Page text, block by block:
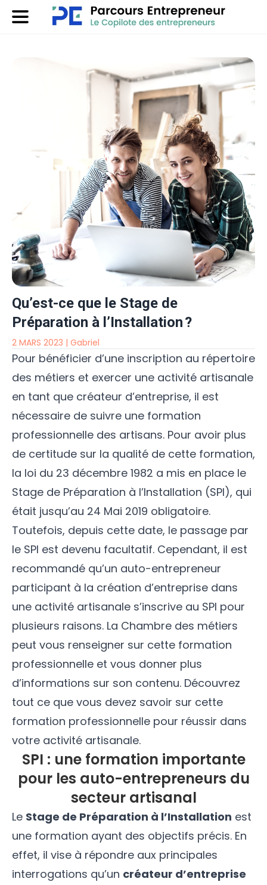
Qu’est-ce que le Stage de
Préparation à l’Installation ?
2 MARS 2023 | Gabriel
Pour bénéficier d’une inscription au répertoire
des métiers et exercer une activité artisanale
en tant que créateur d’entreprise, il est
nécessaire de suivre une formation
professionnelle des artisans. Pour avoir plus
de certitude sur la qualité de cette formation,
la loi du 23 décembre 1982 a mis en place le
Stage de Préparation à l’Installation (SPI), qui
était jusqu’au 24 Mai 2019 obligatoire.
Toutefois, depuis cette date, le passage par
le SPI est devenu facultatif. Cependant, il est
recommandé qu’un auto-entrepreneur
participant à la création d’entreprise dans
une activité artisanale s’inscrive au SPI pour
plusieurs raisons. La Chambre des métiers
peut vous renseigner sur cette formation
professionnelle et vous donner plus
d’informations sur son contenu. Découvrez
tout ce que vous devez savoir sur cette
formation professionnelle pour réussir dans
votre activité artisanale.
SPI : une formation importante
pour les auto-entrepreneurs du
secteur artisanal
Le Stage de Préparation à l’Installation est
une formation ayant des objectifs précis. En
effet, il vise à répondre aux principales
interrogations qu’un créateur d’entreprise